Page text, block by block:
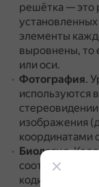
решётка — это
элементы
выровнены, то
или оси.
Фотография.
используются
стереовидении
изображения
координатами
Биология.
соответствие
кодирующих